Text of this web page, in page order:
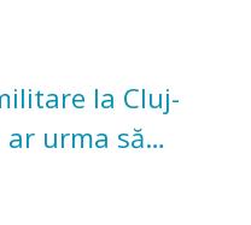
la Cluj-
ar urma să
an